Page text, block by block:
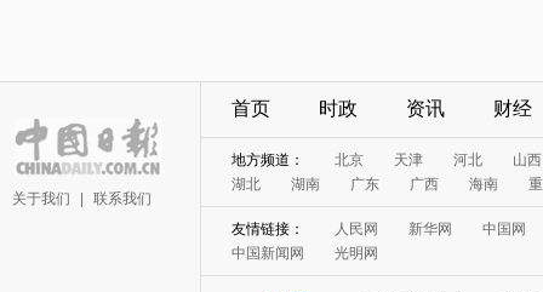
关于我们 联系我们
首页 时政 资讯 财经
地方频道： 北京 天津 河北
山西
湖北
湖南 广东 广西 海南
友情链接： 人民网 新华网
中国网
中国新闻网
光明网